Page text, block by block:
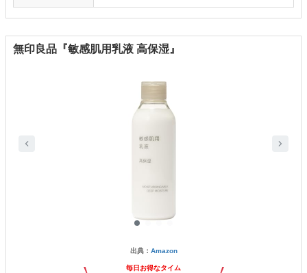
無印良品『敏感肌用乳液 高保湿』
出典： Amazon
毎日お得なタイム